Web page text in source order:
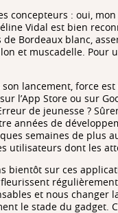
concepteurs : oui,
Vidal est bien
Bordeaux blanc,
et muscadelle. Pour
lancement, force
l’App Store ou sur
de jeunesse ?
années de
semaines de plus
utilisateurs dont les
bientôt sur ces
et nous changer
le stade du gadget.